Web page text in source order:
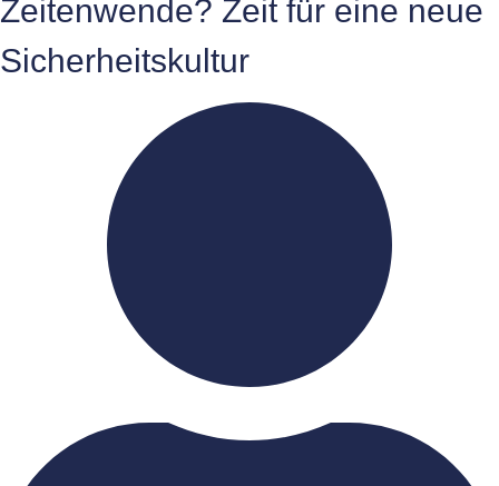
Zeitenwende? Zeit für eine neue
Sicherheitskultur